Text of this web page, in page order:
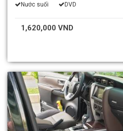
Nước suối DVD
1,620,000 VND